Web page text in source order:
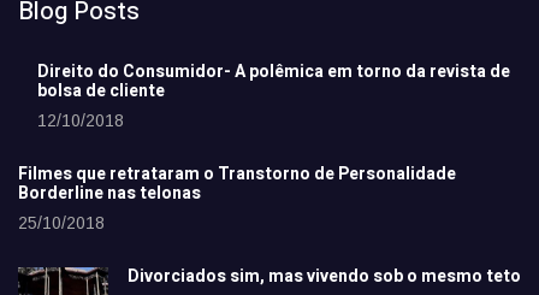
Blog Posts
Direito do Consumidor- A polêmica em torno da revista de
bolsa de cliente
12/10/2018
Filmes que retrataram o Transtorno de Personalidade
Borderline nas telonas
25/10/2018
Divorciados sim, mas vivendo sob o mesmo teto